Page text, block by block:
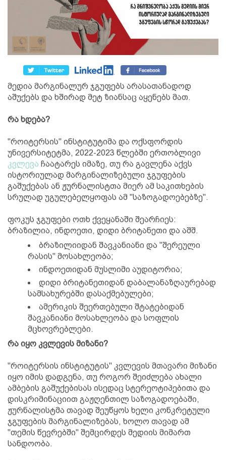
მედია მარგინალურ ჯგუფებს არასათანადოდ
აშუქებს და ხშირად მეტ ზიანსაც აყენებს მათ.
რა ხდება?
"როიტერსის" ინსტიტუტიმა და ოქსფორდის
უნივერსიტეტმა, 2022-2023 წლებში ერთობლივი
კვლევა ჩაატარეს იმაზე, თუ რა გავლენა აქვს
ისტორიულად მარგინალიზებული ჯგუფების
გაშუქებას ან ჟურნალისტთა მიერ ამ საკითხების
სრულად უგულებელყოფას ამ "საზოგადოებებზე".
ფოკუს ჯგუფები ოთხ ქვეყანაში შეარჩიეს:
ბრაზილია, ინდოეთი, დიდი ბრიტანეთი და აშშ.
ბრაზილიიდან შავკანიანი და "შერეული
რასის" მოსახლეობა;
ინდოეთიდან მუსლიმი აუდიტორია;
დიდი ბრიტანეთიდან დაბალანაზღაურებად
სამსახურებში დასაქმებულები;
ამერიკის შეერთებული შტატებიდან
შავკანიანი მოსახლეობა და სოფლის
მცხოვრებლები.
რა იყო კვლევის მიზანი?
"როიტერსის ინსტიტუტის" კვლევის მთავარი მიზანი
იყო იმის დადგენა, თუ როგორ შეიძლება ახალი
ამბების გაშუქებისას ისედაც სტერეოტიპებითა და
დისკრიმინაციით გაჟღენთილ საზოგადოებაში,
ჟურნალისტმა თავად შეუწყოს ხელი კონკრეტული
ჯგუფების მარგინალიზებას, ხოლო თავად ამ
"თემის წევრებში" შემცირდეს მედიის მიმართ
სანდოობა.